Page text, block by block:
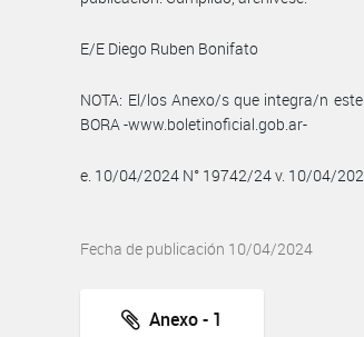
E/E Diego Ruben Bonifato
NOTA: El/los Anexo/s que integra/n
BORA -www.boletinoficial.gob.ar-
e. 10/04/2024 N° 19742/24 v. 10/04/
Fecha de publicación 10/04/2024
Anexo - 1